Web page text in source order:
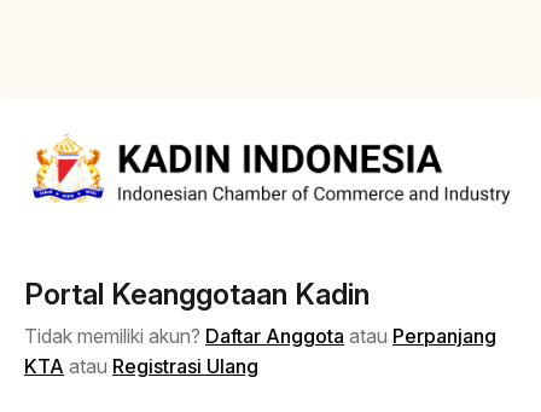
Portal Keanggotaan Kadin
Tidak memiliki akun? Daftar Anggota atau Perpanjang
KTA atau Registrasi Ulang